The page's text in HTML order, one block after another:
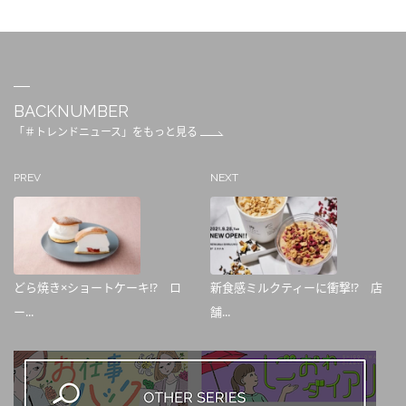
BACKNUMBER
「＃トレンドニュース」をもっと見る
PREV
どら焼き×ショートケーキ⁉ ロ
ー...
NEXT
新食感ミルクティーに衝撃⁉ 店
舗...